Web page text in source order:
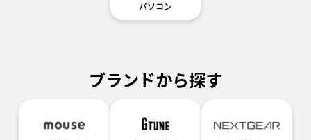
パソコン
ブランドから探す